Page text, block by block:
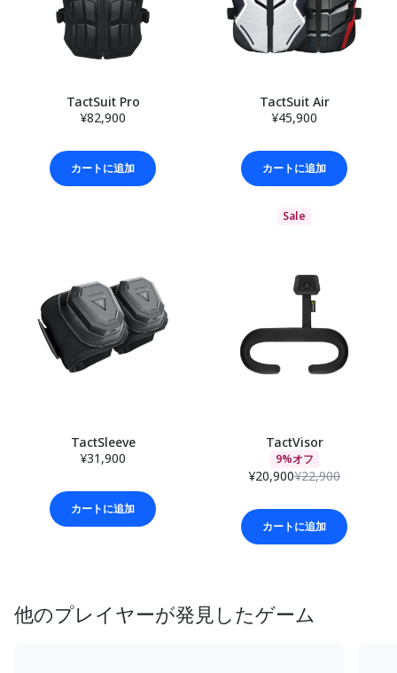
TactSuit Pro
¥82,900
カートに追加
TactSuit Air
¥45,900
カートに追加
TactSleeve
¥31,900
カートに追加
Sale
TactVisor
9%オフ
¥20,900¥22,900
カートに追加
他のプレイヤーが発見したゲーム